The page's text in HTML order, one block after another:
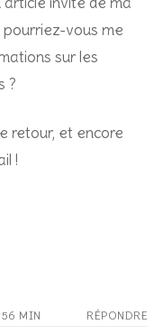
vous me
sur les
?
retour, et encore
!
56 MIN RÉPONDRE